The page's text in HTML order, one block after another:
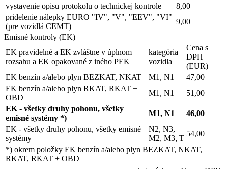
vystavenie opisu protokolu o technickej kontrole
8,00
pridelenie nálepky EURO "IV", "V", "EEV", "VI"
(pre vozidlá CEMT)
9,00
Emisné kontroly (EK)
EK pravidelné a EK zvláštne v úplnom
rozsahu a EK opakované z iného PEK
kategória
vozidla
Cena s
DPH
(EUR)
EK benzín a/alebo plyn BEZKAT, NKAT
M1, N1
47,00
EK benzín a/alebo plyn RKAT, RKAT +
OBD
M1, N1
51,00
EK - všetky druhy pohonu, všetky
emisné systémy *)
M1, N1
46,00
EK - všetky druhy pohonu, všetky emisné
systémy
N2, N3,
M2, M3, T
54,00
*) okrem položky EK benzín a/alebo plyn BEZKAT, NKAT,
RKAT, RKAT + OBD